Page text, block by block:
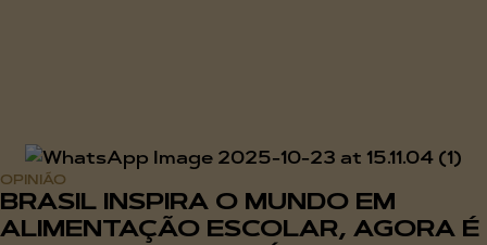
OPINIÃO
BRASIL INSPIRA O MUNDO EM
ALIMENTAÇÃO ESCOLAR, AGORA É